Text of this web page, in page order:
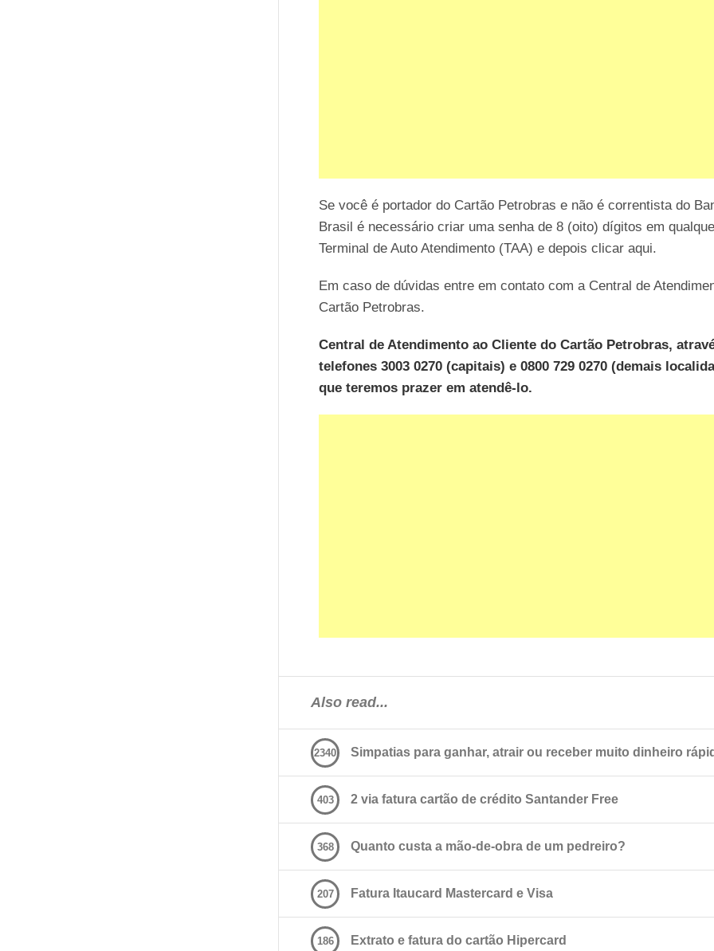
Se você é portador do Cartão Petrobras e não é correntista do
Brasil é necessário criar uma senha de 8 (oito) dígitos em
Terminal de Auto Atendimento (TAA) e depois clicar aqui.
Em caso de dúvidas entre em contato com a Central de
Cartão Petrobras.
Central de Atendimento ao Cliente do Cartão Petrobras,
telefones 3003 0270 (capitais) e 0800 729 0270 (demais
que teremos prazer em atendê-lo.
Also read...
Simpatias para ganhar, atrair ou receber muito dinheiro
2340
2 via fatura cartão de crédito Santander Free
403
Quanto custa a mão-de-obra de um pedreiro?
368
Fatura Itaucard Mastercard e Visa
207
Extrato e fatura do cartão Hipercard
186